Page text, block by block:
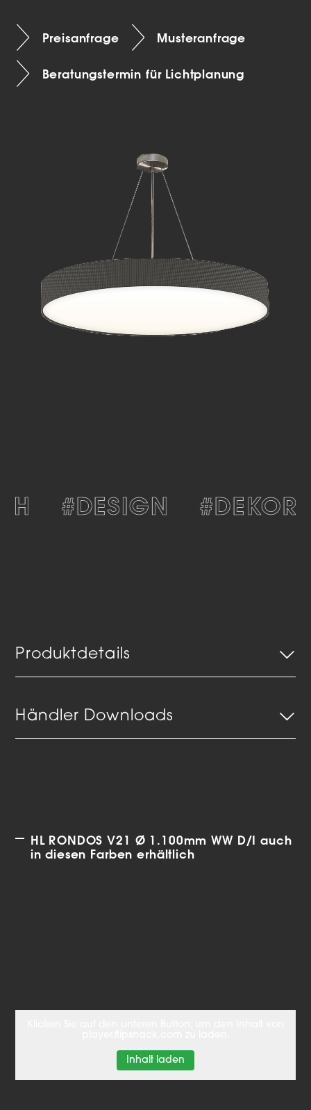
Preisanfrage Musteranfrage
Beratungstermin für Lichtplanung
#DESIGN
Produktdetails
Händler Downloads
HL RONDOS V21 Ø 1.100mm WW D/I auch
in diesen Farben erhältlich
Inhalt laden